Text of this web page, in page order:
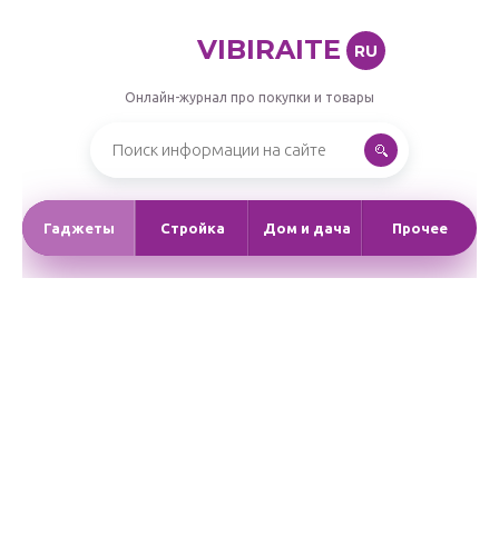
VIBIRAITE RU
Онлайн-журнал про покупки и товары
Гаджеты Стройка Дом и дача Прочее